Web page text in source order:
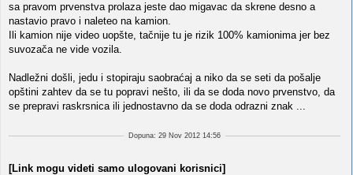
sa pravom prvenstva prolaza jeste dao migavac da skrene desno a
nastavio pravo i naleteo na kamion.
Ili kamion nije video uopšte, tačnije tu je rizik 100% kamionima jer bez
suvozača ne vide vozila.
Nadležni došli, jedu i stopiraju saobraćaj a niko da se seti da pošalje
opštini zahtev da se tu popravi nešto, ili da se doda novo prvenstvo, da
se prepravi raskrsnica ili jednostavno da se doda odrazni znak ...
Dopuna: 29 Nov 2012 14:56
[Link mogu videti samo ulogovani korisnici]